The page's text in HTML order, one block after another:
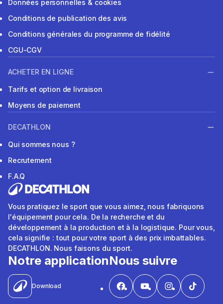
Données personnelles & cookies
Conditions de publication des avis
Conditions générales du programme de fidélité
CGU-CGV
ACHETER EN LIGNE
Tarifs et option de livraison
Moyens de paiement
DECATHLON
Qui sommes nous ?
Recrutement
F.A.Q
Vous pratiquez le sport que vous aimez, nous fabriquons
l'équipement pour cela. De la recherche et du
développement à la production et à la logistique. Pour vous,
cela signifie : tout pour votre sport à des prix imbattables.
DECATHLON. Nous faisons du sport.
Notre application
Download
Nous suivre